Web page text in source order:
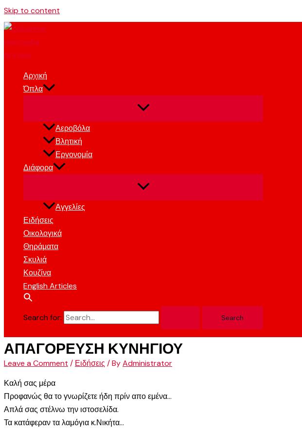
Skip to content
Αρχική
Όπλα
Αεροβόλα
Βλητική
Εργονομία
Διάφορα
Αγγελίες
Ειδήσεις
Οικολογικά
Θηράματα
Σκυλιά
Κουζίνα
English Articles
Search for:
ΑΠΑΓΟΡΕΥΣΗ ΚΥΝΗΓΙΟΥ
Leave a Comment / Ειδήσεις / ByAdministrator
Καλή σας μέρα
Προφανώς θα το γνωρίζετε ήδη πρίν απο εμένα…
Απλά σας στέλνω την ιστοσελίδα.
Τα κατάφεραν τα λαμόγια κ.Νικήτα…